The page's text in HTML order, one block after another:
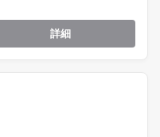
詳細